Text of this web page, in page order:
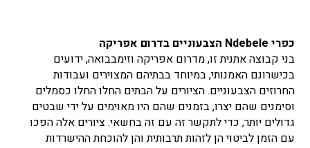
כפרי Ndebele הצבעוניים בדרום אפריקה
בני קבוצה אתנית זו, מדרום אפריקה וזימבבואה, ידועים
בכישרונם האמנותי, במיוחד בבתיהם המצוירים ועבודות
החרוזים הצבעוניים. הציורים על הבתים החלו החלו כסמלים
וסימנים שהם יצרו, בזמנים שהם היו מאוימים על ידי שבטים
גדולים יותר, כדי לתקשר זה עם זה בחשאי. ציורים אלה הפכו
עם הזמן לביטוי הן לזהות תרבותית והן להוכחת ההישרדות